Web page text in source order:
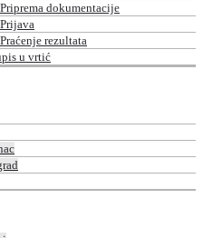
dokumentacije
rezultata
u vrtić